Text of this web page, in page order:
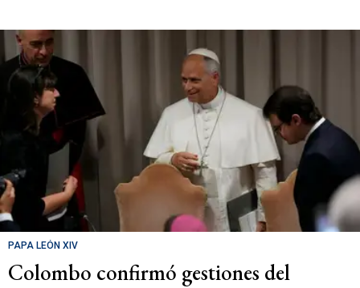
PAPA LEÓN XIV
Colombo confirmó gestiones del